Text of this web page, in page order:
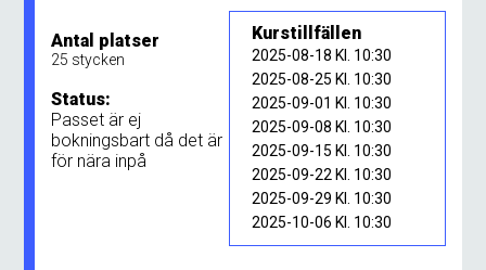
Antal platser
25 stycken
Status:
Passet är ej
bokningsbart då det är
för nära inpå
Kurstillfällen
2025-08-18 Kl. 10:30
2025-08-25 Kl. 10:30
2025-09-01 Kl. 10:30
2025-09-08 Kl. 10:30
2025-09-15 Kl. 10:30
2025-09-22 Kl. 10:30
2025-09-29 Kl. 10:30
2025-10-06 Kl. 10:30